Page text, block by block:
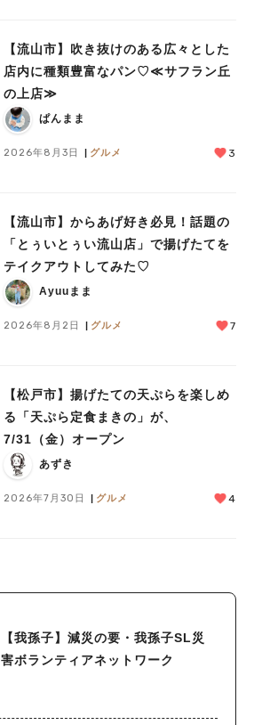
【流山市】吹き抜けのある広々とした
店内に種類豊富なパン♡≪サフラン丘
の上店≫
ぱんまま
2026年8月3日 グルメ 3
【流山市】からあげ好き必見！話題の
「とぅいとぅい流山店」で揚げたてを
テイクアウトしてみた♡
Ayuuまま
2026年8月2日 グルメ 7
【松戸市】揚げたての天ぷらを楽しめ
る「天ぷら定食まきの」が、
7/31（金）オープン
あずき
2026年7月30日 グルメ 4
【我孫子】減災の要・我孫子SL災
害ボランティアネットワーク